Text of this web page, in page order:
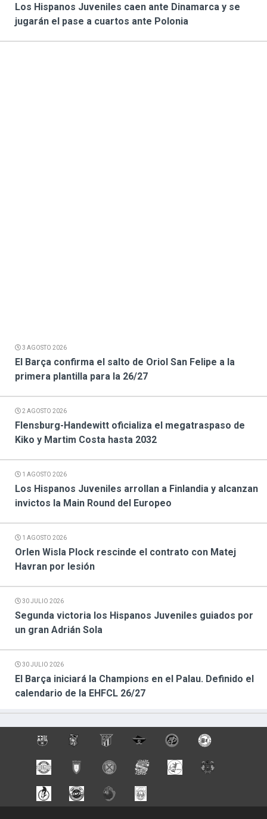
Los Hispanos Juveniles caen ante Dinamarca y se
jugarán el pase a cuartos ante Polonia
3 AGOSTO 2026
El Barça confirma el salto de Oriol San Felipe a la
primera plantilla para la 26/27
2 AGOSTO 2026
Flensburg-Handewitt oficializa el megatraspaso de
Kiko y Martim Costa hasta 2032
1 AGOSTO 2026
Los Hispanos Juveniles arrollan a Finlandia y alcanzan
invictos la Main Round del Europeo
1 AGOSTO 2026
Orlen Wisla Plock rescinde el contrato con Matej
Havran por lesión
30 JULIO 2026
Segunda victoria los Hispanos Juveniles guiados por
un gran Adrián Sola
30 JULIO 2026
El Barça iniciará la Champions en el Palau. Definido el
calendario de la EHFCL 26/27